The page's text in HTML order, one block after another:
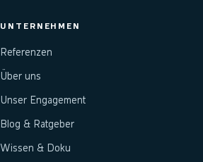
UNTERNEHMEN
Referenzen
Über uns
Unser Engagement
Blog & Ratgeber
Wissen & Doku